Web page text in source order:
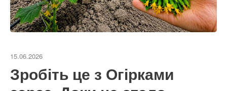
15.06.2026
Зробіть це з Огірками